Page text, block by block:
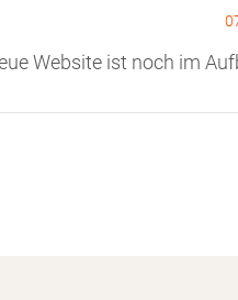
Website ist noch im